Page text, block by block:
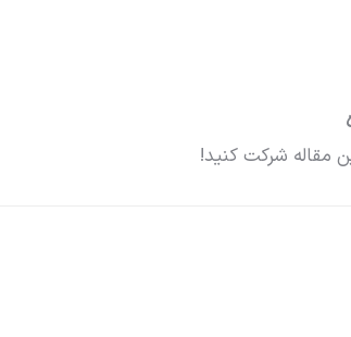
مقاله شرکت کنید!